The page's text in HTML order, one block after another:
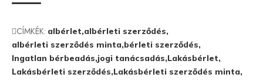
CÍMKÉK: albérlet albérleti szerződés
albérleti szerződés minta bérleti szerződés
Ingatlan bérbeadás jogi tanácsadás Lakásbérlet
Lakásbérleti szerződés Lakásbérleti szerződés minta